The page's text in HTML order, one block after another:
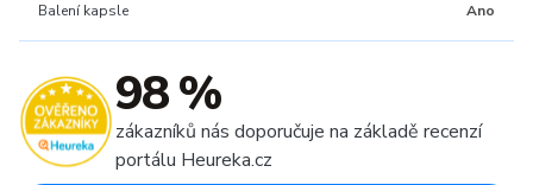
Balení kapsle Ano
98 %
zákazníků nás doporučuje na základě recenzí
portálu Heureka.cz